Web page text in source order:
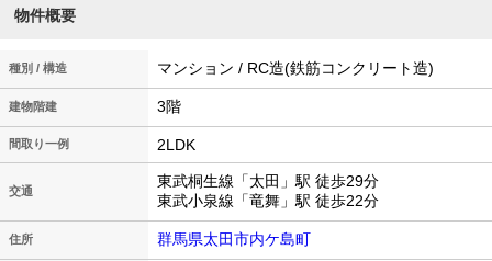
物件概要
種別 / 構造 マンション / RC造(鉄筋コンクリート造)
建物階建 3階
間取り一例 2LDK
交通
東武桐生線「太田」駅 徒歩29分
東武小泉線「竜舞」駅 徒歩22分
住所 群馬県太田市内ケ島町